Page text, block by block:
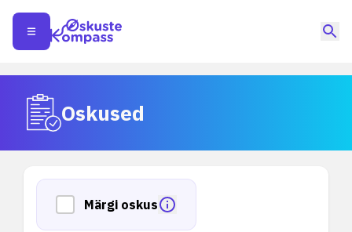
Oskused
Märgi oskus